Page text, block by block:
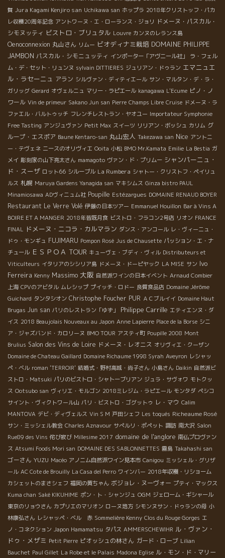
賀 Jura Kagami Kenjiro san Uchikawa san ホップラ 2018年クリストッフ・パカ
レ収穫20周年記念 アントワーヌ・エ・ローランス・ジョリ ドメーヌ・パスカル・
シモヌッティ ビストロ・ブリュタル Louvre カンヌのレランス島
Oenoconnexion 丸山さん リムー ビオディナミ栽培 DOMAINE PHILIPPE
JAMBON パスカル・シモニュッティ インポーター「アヴニール社」
ラ・フェル
ム・デ・セット・リュンヌ sylvain DITTIERES ジュリアン・ドゥラン エマニュエ
ル・ラセーニュ アラン シルヴァン・ディティエール サン・マルタン・デ・ラ・
ガリッグ Gerard オヴェルニュ マリー・ラピエール kanagawa L'Ecume ピノ・ノ
ワール Vin de primeur Sakano Jun san Pierre Champs Libre Cruise ドメーヌ・ラ
ファエル・バルトゥッチ フレンチレストラン・ヤオユー Importateur Symphonie
Free Tasting アンジュヴァン Petit Max スイーツ リリアン・ボッシュ カリム グ
ループ・エスポア Baune Kentaro-san 丸山宏人 Takezawa san Nice アントニ
ー・テヴェネ ニースのオリヴィエ Ooita 小松 BMO Mr.Kamata Emilie La Bestia ガ
メイ 彫刻家の山下亮太さん mamagoto ヴァン・ド・プリムー シャンパーニュ・
ド・スーザ ロット66 シルーブル La Rumbera シャトー・クリストフ・ペイリュ
ルス 札幌 Maruya Gardens Yanagida san マキシムス Ginza bistro PAUL
Minamiosawa ADヴィニュム社 Poupille Estézargues DOMAINE RENAUD BOYER
Restaurant Le Verre Volé 伊藤の日本ツアー Emmanuel Houillon Bar à Vins A
BOIRE ET A MANGER 2018年皆既月食 ビストロ・フラコン2号店 リオン FRANCE
FINAL ドメーヌ・ニコラ・カルマラン ダンス・アンコール レ・ヴィーニュ・
ドゥ・モンギュ FUJIMARU Pompon Rosé Jus de Chausette パッション・エ・ナ
チュール ＥＳＰＯＡ TOUR キューヴェ・ブディ・ヴィル Distributeurs et
Viticulteurs イタリアのシシリア島 ドメーヌ・ドーピヤック LA MISE サン Ivo
Ferreira Kenny Massimo 大阪 自然派ワインの日本イベント Arnaud Combier
上海 CPVのアビタル ムレシップ プイッチ・ロドー 良質食品店 Domaine Jérôme
Guichard タンタシオン Christophe Foucher PUR ＡＣブルイイ Domaine Haut
Brugas Jun san パリのレストラン「ゆず」 Philippe Carrille エティエンヌ・ダ
イス 2018 Beaujolais Nouveaux au Japon Anne Lapierre Place de la Borse シニ
ア・ジャズバンド・カロリーヌ BMO TOUR アスティ町 Poupille 2008 Mont
Brulius Salon des Vins de Loire ドメーヌ・レオニス オリヴィエ・クーザン
Domaine de Chateau Gaillard Domaine Richaume 1998 Syrah Aveyron レシャッ
ペ・ベル roman 'TERROIR' 結婚式・野村高城・尚子さん 小島さん Daikin 自然派ビ
ストロ・Matsuki パリのビストロ・シャトーブリアン ジュラ・サヴォワ モトクッ
ス Ootsubo san ヴィリエ・モルゴン 2018ミレジム・ラピエール モンタダ ペシコ
サイント・ヴィクトワール山 パリ・ビストロ・ゴグットゥ レ・マウ Calim
MANTOVA デビ・ディヴェルス Vin S M 戸田シェフ Les toqués Richeaume Rosé
サン・ミッシェル教会 Charles Aznavour サぺルリ・ポペット 諏訪 南大沢 Salon
Rue89 des Vins 侘び寂び Millesime 2017 domaine de l'anglore 南仏プロヴァン
ス Atsumi Foods Mori san DOMAINE DES SABLONNETTES 霧島 Takahashi san
ゴーさん YUZU Macéo アノニム自然派ワイン見本市 Canigou ミッシェル・グリザ
ール AC Cote de Brouilly La Casa del Perro ワインバー 2018年収穫・リショーム
カシェットのまさシェフ 福岡の黄ちゃん ボジョレ・ヌーヴォー プティ・マックス
Kuma chan Saké KIKUHIME ポン・ト・シャンジュ OGM ジェローム・ギシャール
東京のリョウさん カプリエのマリオン ローヌ地方 シモンヌサン・ドゥランの母 小
林康弘さん レシャッペ・ベル 赤 Sommelière Kenny Clos du Rouge Gorges エ
ノ・コネクション Japon Hamamatsu タパス AMMERSCHEWIHR ル・ヴァン・
ドゥ・メザミ Petit Pierre ピオッシュの林さん ガード・ローブ Lilian
Bauchet Paul Gillet La Robe et le Palais Madona Eglise ル・モン・ド・マリー